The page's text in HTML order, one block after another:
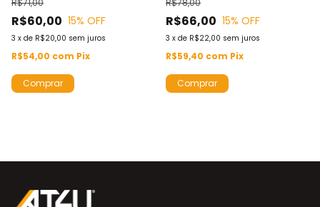
R$60,00
R$71,00
15% OFF
3 x de R$20,00 sem juros
R$54,00 com Pix
Autoamerica
R$66,00
R$78,00
15% OFF
3 x de R$22,00 sem juros
R$59,40 com Pix